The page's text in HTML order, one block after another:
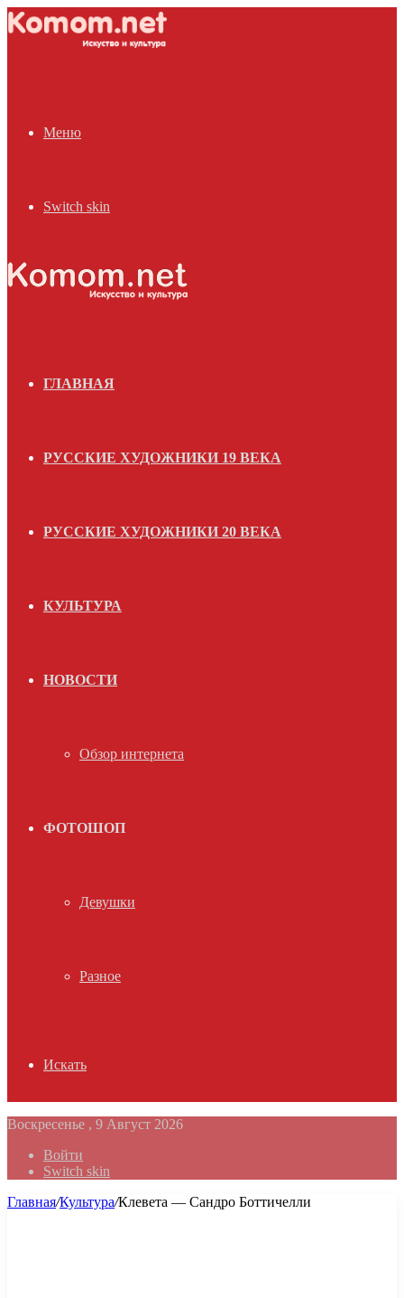
Меню
Switch skin
ГЛАВНАЯ
РУССКИЕ ХУДОЖНИКИ 19 ВЕКА
РУССКИЕ ХУДОЖНИКИ 20 ВЕКА
КУЛЬТУРА
НОВОСТИ
Обзор интернета
ФОТОШОП
Девушки
Разное
Искать
Воскресенье , 9 Август 2026
Войти
Switch skin
Главная/Культура/Клевета — Сандро Боттичелли